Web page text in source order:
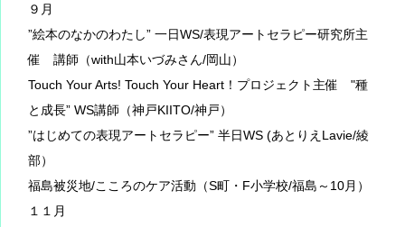
９月
”絵本のなかのわたし” 一日WS/表現アートセラピー研究所主
催 講師（with山本いづみさん/岡山）
Touch Your Arts! Touch Your Heart！プロジェクト主催 "種
と成長” WS講師（神戸KIITO/神戸）
”はじめての表現アートセラピー” 半日WS (あとりえLavie/綾
部）
福島被災地/こころのケア活動（S町・F小学校/福島～10月）
１１月